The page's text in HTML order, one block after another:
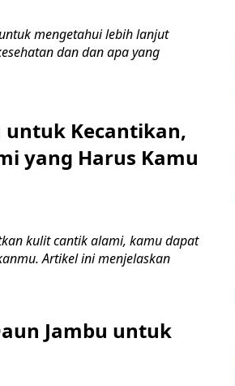
untuk mengetahui lebih lanjut
dan dan apa yang
untuk Kecantikan,
yang Harus Kamu
kulit cantik alami, kamu dapat
Artikel ini menjelaskan
Jambu untuk